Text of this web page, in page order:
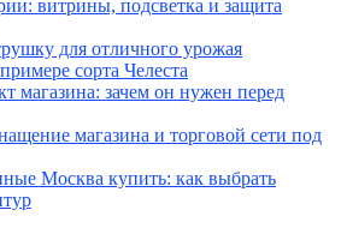
витрины, подсветка и защита
для отличного урожая
сорта Челеста
магазина: зачем он нужен перед
магазина и торговой сети под
Москва купить: как выбрать